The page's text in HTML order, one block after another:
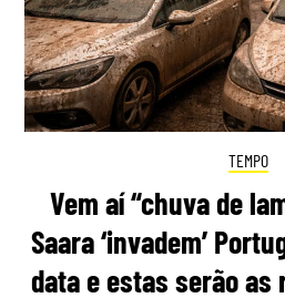
TEMPO
Vem aí “chuva de
Saara ‘invadem’
data e estas serão as